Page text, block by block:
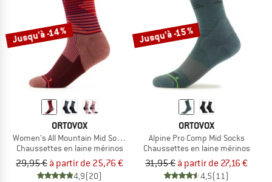
Jusqu'à -14 %
ORTOVOX
Women's All Mountain Mid Socks
Chaussettes en laine mérinos
29,95 € à partir de 25,76 €
4,9(20)
Jusqu'à -15 %
ORTOVOX
Alpine Pro Comp Mid Socks
Chaussettes en laine mérinos
31,95 € à partir de 27,16 €
4,5(11)